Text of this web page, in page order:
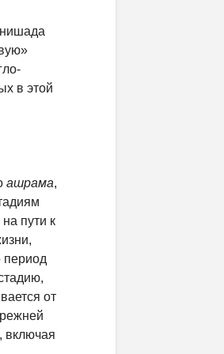
в этой
ашрама,
пути к
период
от
включая